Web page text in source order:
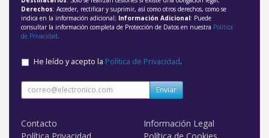
Derechos: Acceder, rectificar y suprimir, así como otros derechos, como se
indica en la información adicional; Información Adicional: Puede
consultar la información completa de Protección de Datos en nuestra Política
de Privacidad
He leído y acepto la Política de Privacidad.
Enviar
Contacto
Información Legal
Política Privacidad
Política de Cookies